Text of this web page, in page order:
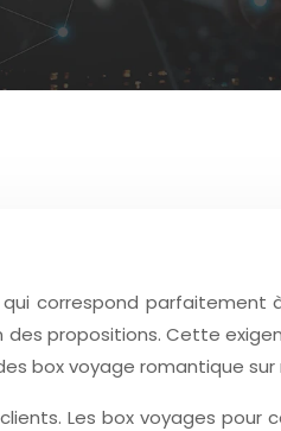
correspond parfaitement
propositions. Cette
box voyage romantique sur
Les box voyages pour